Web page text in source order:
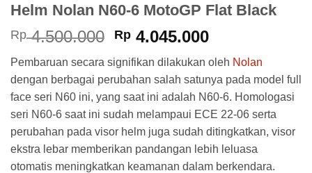
Helm Nolan N60-6 MotoGP Flat Black
Rp4.500.000 Harga
adalah:
Rp 4.500.000.
Rp 4.045.000Harga
ini
adalah:
Rp
Pembaruan secara signifikan dilakukan oleh Nolan
dengan berbagai perubahan salah satunya pada model full
face seri N60 ini, yang saat ini adalah N60-6. Homologasi
seri N60-6 saat ini sudah melampaui ECE 22-06 serta
perubahan pada visor helm juga sudah ditingkatkan, visor
ekstra lebar memberikan pandangan lebih leluasa
otomatis meningkatkan keamanan dalam berkendara.